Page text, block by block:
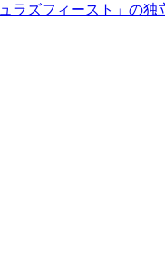
ラズフィースト」の独